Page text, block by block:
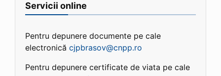
Servicii online
Pentru depunere documente pe cale
electronică cjpbrasov@cnpp.ro
Pentru depunere certificate de viata pe cale